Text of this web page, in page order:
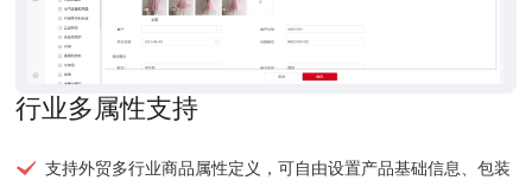
行业多属性支持
支持外贸多行业商品属性定义，可自由设置产品基础信息、包装